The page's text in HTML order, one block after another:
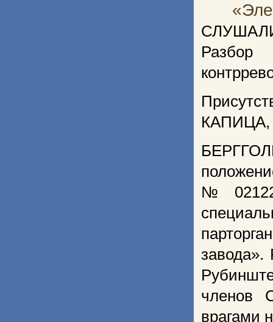
№
завода».
членов
врагами